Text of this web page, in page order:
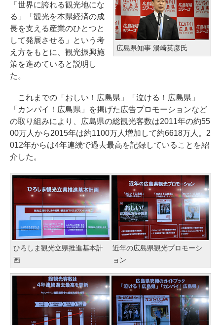
広島県知事 湯崎英彦氏
「世界に誇れる観光地にな
る」「観光を本県経済の成
長を支える産業のひとつと
して発展させる」という考
え方をもとに、観光振興施
策を進めていると説明し
た。
これまでの「おしい！広島県」「泣ける！広島県」
「カンパイ！広島県」を掲げた広告プロモーションなど
の取り組みにより、広島県の総観光客数は2011年の約55
00万人から2015年は約1100万人増加して約6618万人。2
012年からは4年連続で過去最高を記録していることを紹
介した。
ひろしま観光立県推進基本計
画
近年の広島県観光プロモーシ
ョン